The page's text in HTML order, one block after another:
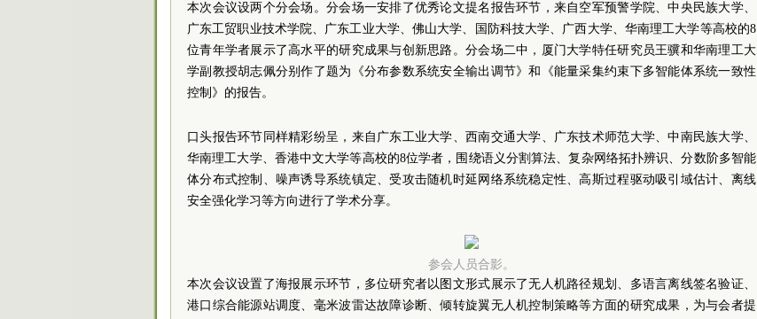
本次会议设两个分会场。分会场一安排了优秀论文提名报告环节，来自空军预警学院、中央民族大学、
广东工贸职业技术学院、广东工业大学、佛山大学、国防科技大学、广西大学、华南理工大学等高校的8
位青年学者展示了高水平的研究成果与创新思路。分会场二中，厦门大学特任研究员王骥和华南理工大
学副教授胡志佩分别作了题为《分布参数系统安全输出调节》和《能量采集约束下多智能体系统一致性
控制》的报告。
口头报告环节同样精彩纷呈，来自广东工业大学、西南交通大学、广东技术师范大学、中南民族大学、
华南理工大学、香港中文大学等高校的8位学者，围绕语义分割算法、复杂网络拓扑辨识、分数阶多智能
体分布式控制、噪声诱导系统镇定、受攻击随机时延网络系统稳定性、高斯过程驱动吸引域估计、离线
安全强化学习等方向进行了学术分享。
参会人员合影。
本次会议设置了海报展示环节，多位研究者以图文形式展示了无人机路径规划、多语言离线签名验证、
港口综合能源站调度、毫米波雷达故障诊断、倾转旋翼无人机控制策略等方面的研究成果，为与会者提